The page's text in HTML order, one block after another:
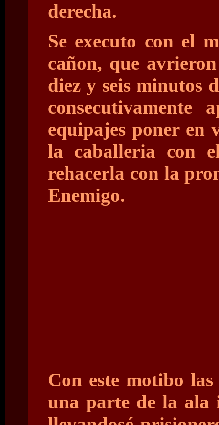
derecha.
Se executo con el
cañon, que
diez y seis minutos
consecutivamente
equipajes poner en
la caballeria con
rehacerla con la
Enemigo.
Con este motibo
una parte de la ala